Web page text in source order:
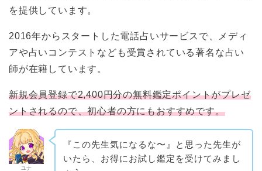
を提供しています。
2016年からスタートした電話占いサービスで、メディ
アや占いコンテストなども受賞されている著名な占い
師が在籍しています。
新規会員登録で2,400円分の無料鑑定ポイントがプレゼ
ントされるので、初心者の方にもおすすめです。
ユナ
『この先生気になるな〜』と思った先生が
いたら、お得にお試し鑑定を受けてみまし